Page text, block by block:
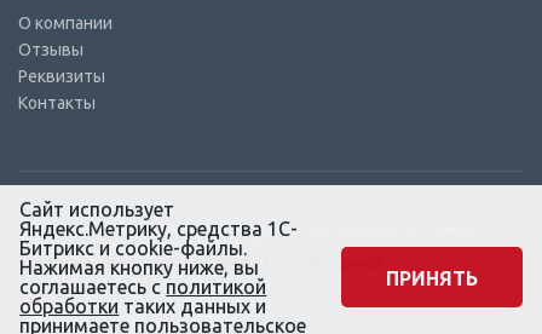
О компании
Отзывы
Реквизиты
Контакты
© КТС-Дизель – Комплектующие к топливным системам
Все права защищены, 2003 – 2025
Согласие на обработку персональных данных
Сайт создан в маркетинговом
агентстве KLUEV.BZ
Сайт использует
Яндекс.Метрику, средства 1С-
Битрикс и cookie-файлы.
Нажимая кнопку ниже, вы
соглашаетесь с политикой
обработки таких данных и
принимаете пользовательское
ПРИНЯТЬ